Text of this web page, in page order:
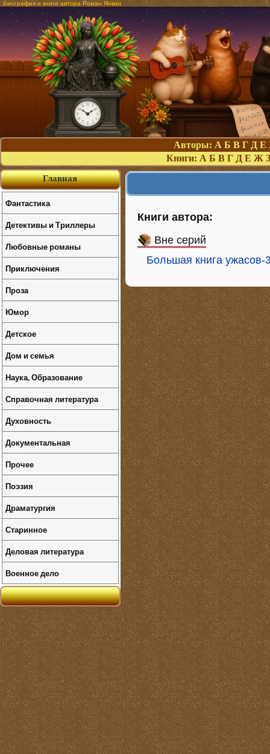
Биография и книги автора Роман Янкин
Авторы: А Б В Г Д Е
Книги: А Б В Г Д Е Ж З
Книги автора:
Вне серий
Большая книга ужасов-
Главная
Фантастика
Детективы и Триллеры
Любовные романы
Приключения
Проза
Юмор
Детское
Дом и семья
Наука, Образование
Справочная литература
Духовность
Документальная
Прочее
Поэзия
Драматургия
Старинное
Деловая литература
Военное дело